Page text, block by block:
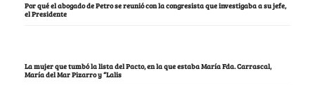
Por qué el abogado de Petro se reunió con la congresista que investigaba a su jefe,
el Presidente
La mujer que tumbó la lista del Pacto, en la que estaba María Fda. Carrascal,
María del Mar Pizarro y “Lalis